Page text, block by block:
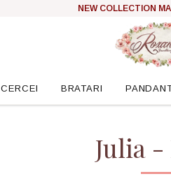
NEW COLLECTION
CERCEI BRATARI
Julia -